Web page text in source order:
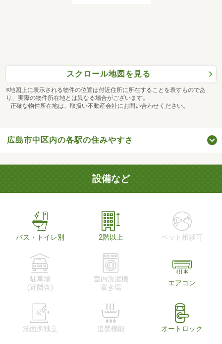
スクロール地図を見る
※地図上に表示される物件の位置は付近住所に所在することを表すものであ
り、実際の物件所在地とは異なる場合がございます。
正確な物件所在地は、取扱い不動産会社にお問い合わせください。
広島市中区内の各駅の住みやすさ
設備など
バス・トイレ別 2階以上 ペット相談可
駐車場
(近隣含)
室内洗濯機
置き場
エアコン
洗面所独立 追焚機能 オートロック